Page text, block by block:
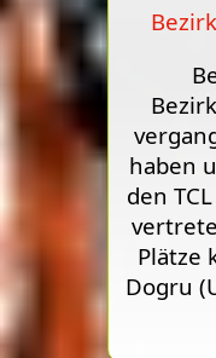
haben
den
Plätze
Dogru